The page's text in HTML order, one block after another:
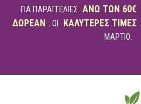
ΓΙΑ ΠΑΡΑΓΓΕΛΙΕΣ ΑΝΩ ΤΩΝ 60€
ΔΩΡΕΑΝ . ΟΙ ΚΑΛΥΤΕΡΕΣ ΤΙΜΕΣ
ΜΑΡΤΙΟ.